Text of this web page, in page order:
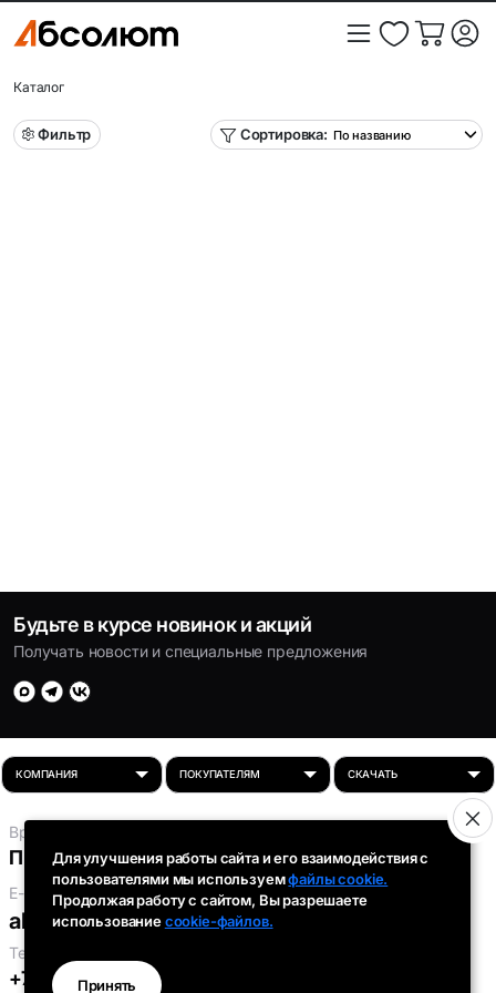
Каталог
Фильтр Сортировка:
Будьте в курсе новинок и акций
Получать новости и специальные предложения
Время работы:
Пн-Пт: 8:00 - 16:30
E-mail:
absolut-tds@inbox.ru
Телефоны:
+7 (343) 301-91-93
Для улучшения работы сайта и его взаимодействия с
пользователями мы используемфайлы cookie.
Продолжая работу с сайтом, Вы разрешаете
использованиеcookie-файлов.
Принять